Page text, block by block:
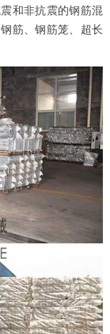
和非抗震的钢筋混
筋、钢筋笼、超长